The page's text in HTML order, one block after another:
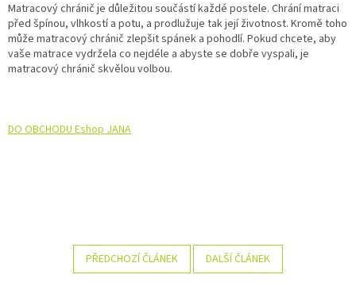
Matracový chránič je důležitou součástí každé postele. Chrání matraci
před špínou, vlhkostí a potu, a prodlužuje tak její životnost. Kromě toho
může matracový chránič zlepšit spánek a pohodlí. Pokud chcete, aby
vaše matrace vydržela co nejdéle a abyste se dobře vyspali, je
matracový chránič skvělou volbou.
DO OBCHODU Eshop JANA
PŘEDCHOZÍ ČLÁNEK DALŠÍ ČLÁNEK